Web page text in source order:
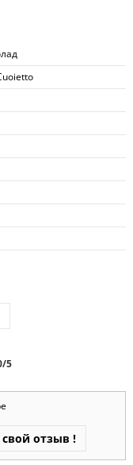
/5
отзыв !